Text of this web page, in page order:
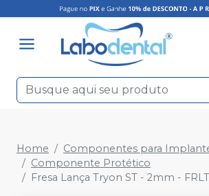
Home
Componentes para
Componente Protético
Fresa Lança Tryon ST - 2mm -